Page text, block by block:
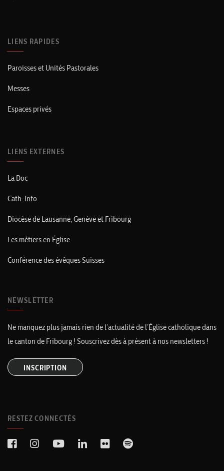
LIENS RAPIDES
Paroisses et Unités Pastorales
Messes
Espaces privés
LIENS EXTERNES
La Doc
Cath-Info
Diocèse de Lausanne, Genève et Fribourg
Les métiers en Église
Conférence des évêques Suisses
NEWSLETTER
Ne manquez plus jamais rien de l’actualité de l’Église catholique dans
le canton de Fribourg ! Souscrivez dès à présent à nos newsletters !
INSCRIPTION
RESTEZ CONNECTÉS